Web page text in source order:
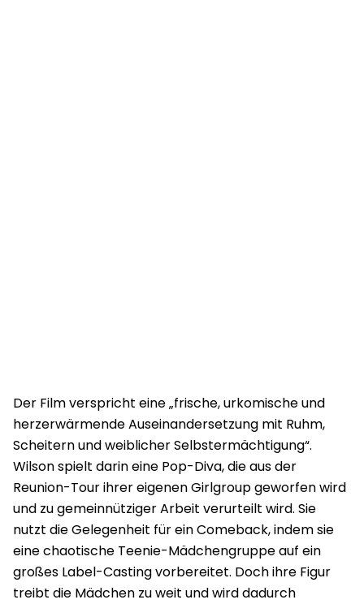
Der Film verspricht eine „frische, urkomische und
herzerwärmende Auseinandersetzung mit Ruhm,
Scheitern und weiblicher Selbstermächtigung“.
Wilson spielt darin eine Pop-Diva, die aus der
Reunion-Tour ihrer eigenen Girlgroup geworfen wird
und zu gemeinnütziger Arbeit verurteilt wird. Sie
nutzt die Gelegenheit für ein Comeback, indem sie
eine chaotische Teenie-Mädchengruppe auf ein
großes Label-Casting vorbereitet. Doch ihre Figur
treibt die Mädchen zu weit und wird dadurch